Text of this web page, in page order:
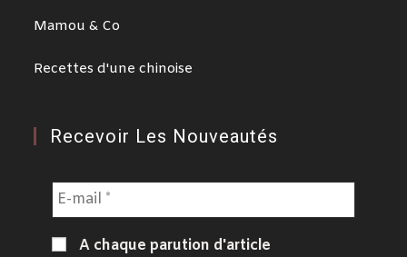
Mamou & Co
Recettes d'une chinoise
Recevoir Les Nouveautés
A chaque parution d'article